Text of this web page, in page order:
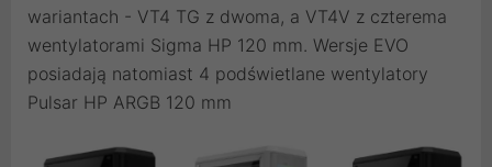
wariantach - VT4 TG z dwoma, a VT4V z czterema
wentylatorami Sigma HP 120 mm. Wersje EVO
posiadają natomiast 4 podświetlane wentylatory
Pulsar HP ARGB 120 mm